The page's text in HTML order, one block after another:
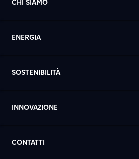
CHI SIAMO
ENERGIA
SOSTENIBILITÀ
INNOVAZIONE
CONTATTI